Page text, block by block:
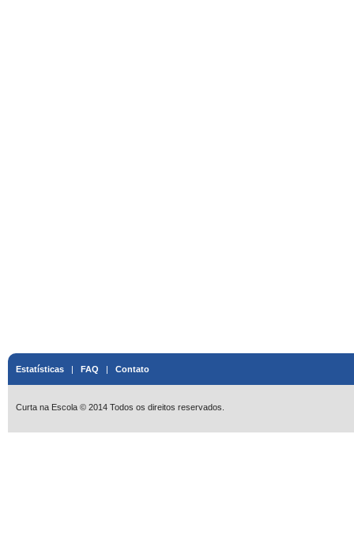
Estatísticas | FAQ | Contato
Curta na Escola © 2014 Todos os direitos reservados.